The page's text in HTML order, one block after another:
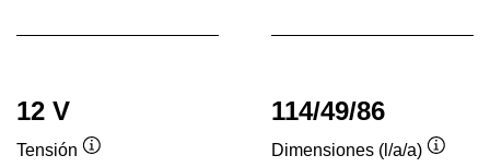
herramientas
12 V
Tensión
114/49/86
Dimensiones (l/a/a)